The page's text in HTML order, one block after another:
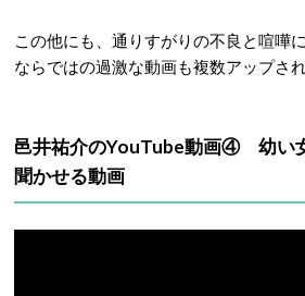
この他にも、通りすがりの不良と喧嘩
ならではの過激な動画も複数アップさ
邑井祐介のYouTube動画④ 幼い
聞かせる動画